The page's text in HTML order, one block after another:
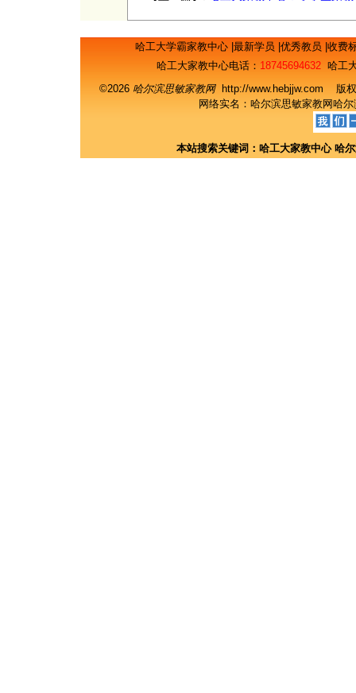
哈工大学霸家教中心 最新学员 优秀教员 收费
哈工大家教中心电话： 18745694632 哈工
©2026 哈尔滨思敏家教网http://www.hebjjw.com 版
网络实名： 哈尔滨思敏家教网哈尔
本站搜索关键词： 哈工大家教中心 哈